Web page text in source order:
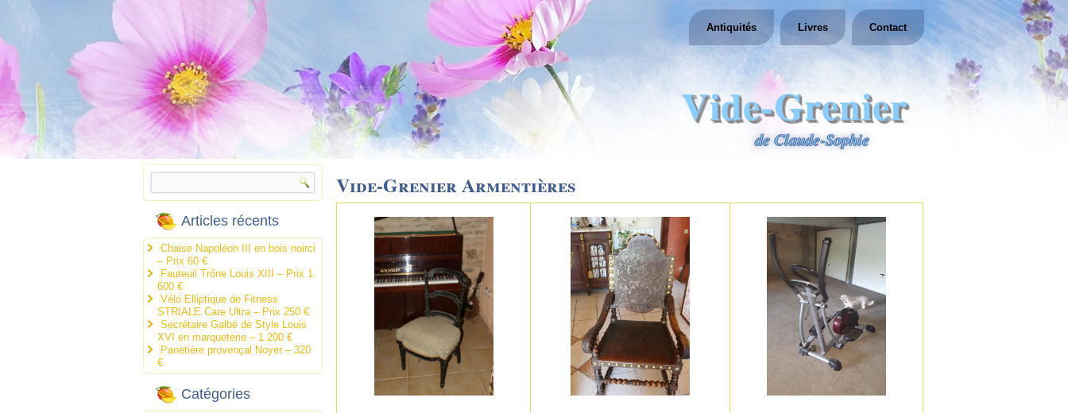
Vide-Grenier
de Claude-Sophie
Antiquités Livres Contact
Articles récents
Chaise Napoléon III en bois noirci
– Prix 60 €
Fauteuil Trône Louis XIII – Prix 1
600 €
Vélo Elliptique de Fitness
STRIALE Care Ultra – Prix 250 €
Secrétaire Galbé de Style Louis
XVI en marqueterie – 1 200 €
Panetière provençal Noyer – 320
€
Catégories
Vide-Grenier Armentières